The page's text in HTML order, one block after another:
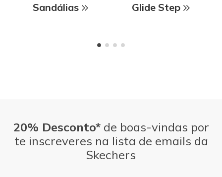
Sandálias Glide Step
20% Desconto*de boas-vindas por
te inscreveres na lista de emails da
Skechers